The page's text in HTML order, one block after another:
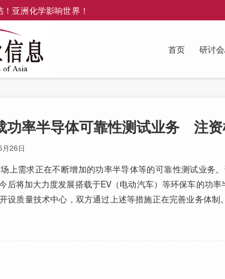
亚洲化学影响世界！
首页 研讨
率半导体可靠性测试业务 注资
26日
需求正在不断增加的功率半导体等的可靠性测试业务
后将加大力度发展搭载于EV（电动汽车）等环保车的功
设质量技术中心，双方通过上述等措施正在完善业务体